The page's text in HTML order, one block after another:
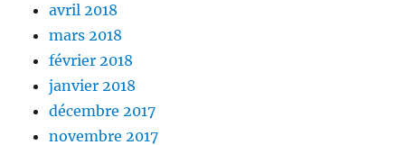
avril 2018
mars 2018
février 2018
janvier 2018
décembre 2017
novembre 2017